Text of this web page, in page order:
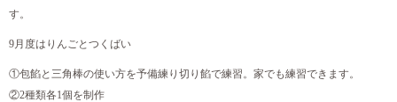
す。
9月度はりんごとつくばい
①包餡と三角棒の使い方を予備練り切り餡で練習。家でも練習できます。
②2種類各1個を制作